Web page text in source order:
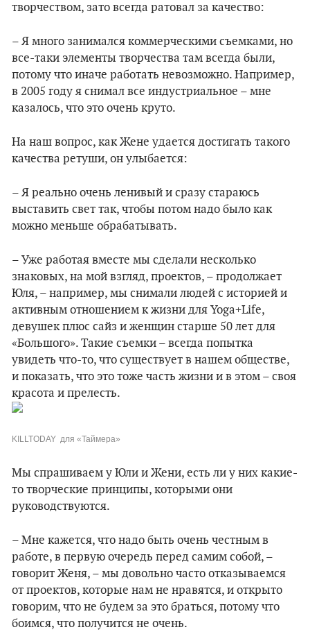
творчеством, зато всегда ратовал за качество:
– Я много занимался коммерческими съемками, но
все-таки элементы творчества там всегда были,
потому что иначе работать невозможно. Например,
в 2005 году я снимал все индустриальное – мне
казалось, что это очень круто.
На наш вопрос, как Жене удается достигать такого
качества ретуши, он улыбается:
– Я реально очень ленивый и сразу стараюсь
выставить свет так, чтобы потом надо было как
можно меньше обрабатывать.
– Уже работая вместе мы сделали несколько
знаковых, на мой взгляд, проектов, – продолжает
Юля, – например, мы снимали людей с историей и
активным отношением к жизни для Yoga+Life,
девушек плюс сайз и женщин старше 50 лет для
«Большого». Такие съемки – всегда попытка
увидеть что-то, что существует в нашем обществе,
и показать, что это тоже часть жизни и в этом – своя
красота и прелесть.
KILLTODAY для «Таймера»
Мы спрашиваем у Юли и Жени, есть ли у них какие-
то творческие принципы, которыми они
руководствуются.
– Мне кажется, что надо быть очень честным в
работе, в первую очередь перед самим собой, –
говорит Женя, – мы довольно часто отказываемся
от проектов, которые нам не нравятся, и открыто
говорим, что не будем за это браться, потому что
боимся, что получится не очень.